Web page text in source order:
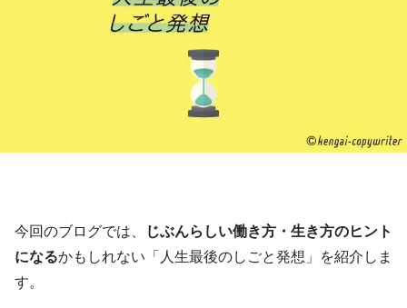
今回のブログでは、
じぶんらしい働き方・生き方のヒント
になるかもしれない「人生最後のしごと発想」を紹介しま
す。